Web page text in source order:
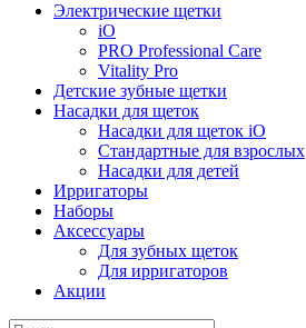
Электрические щетки
iO
PRO Professional Care
Vitality Pro
Детские зубные щетки
Насадки для щеток
Насадки для щеток iO
Стандартные для взрослых
Насадки для детей
Ирригаторы
Наборы
Аксессуары
Для зубных щеток
Для ирригаторов
Акции